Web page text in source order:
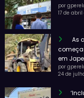
por
17 de
As
começa
em
por
24 de